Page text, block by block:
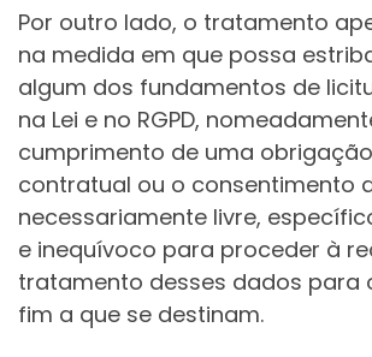
Por outro lado, o tratamento
na medida em que possa
algum dos fundamentos de
na Lei e no RGPD,
cumprimento de uma
contratual ou o consentimento
necessariamente livre,
e inequívoco para proceder à
tratamento desses dados para
fim a que se destinam.